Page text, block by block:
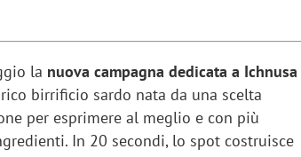
la nuova campagna dedicata a Ichnusa
birrificio sardo nata da una scelta
per esprimere al meglio e con più
In 20 secondi, lo spot costruisce